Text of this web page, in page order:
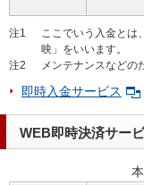
注1
ここでいう入金とは
映」をいいます。
注2
メンテナンスなどの
即時入金サービス
WEB即時決済サー